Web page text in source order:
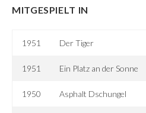
MITGESPIELT IN
1951 Der Tiger
1951 Ein Platz an der Sonne
1950 Asphalt Dschungel